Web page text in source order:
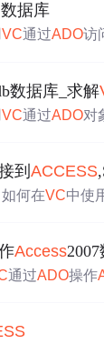
据库
VC通过ADO访
数据库_求解
VC通过ADO对
到ACCESS
何在VC中使
别是存储过程
则
据库', '分布式
Access
通过ADO操作